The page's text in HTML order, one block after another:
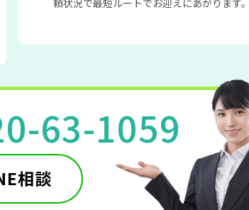
頼状況で最短ルートでお迎えにあがります。
63-1059
相談